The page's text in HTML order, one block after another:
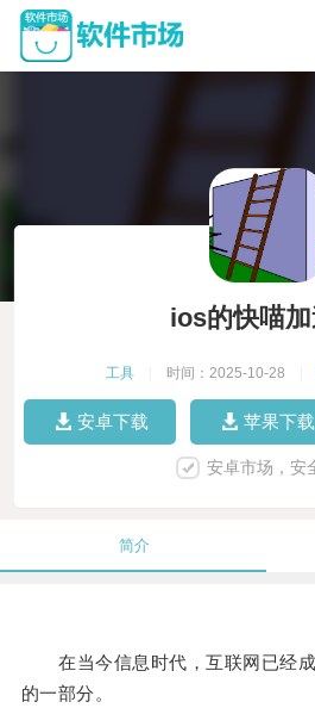
ios的快喵
工具 时间：2025-10-28
安卓下载 苹果下载
安卓市场，安
简介
在当今信息时代，互联网已经成
的一部分。